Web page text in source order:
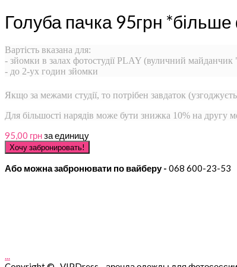
Голуба пачка 95грн
Вартість вказана для:
- зйомки в залах фотостудії PLAY (вуличний
- до 2-ух годин зйомки
Якщо за межами студії, то потрібен завдаток
Для більшості нарядів може бути знижка 10% на
95,00 грнза единицу
Або можна забронювати по вайберу - 068 600-23-53
...